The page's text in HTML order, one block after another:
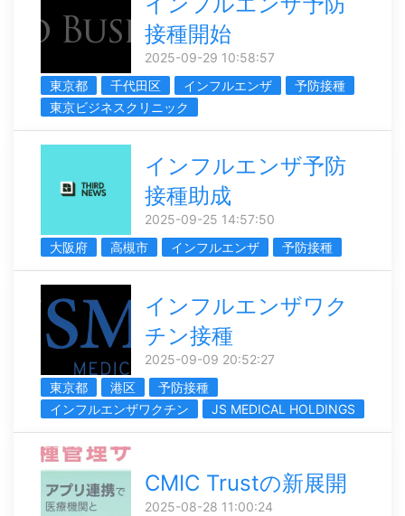
接種開始
2025-09-29 10:58:57
東京都
千代田区 インフルエンザ
予防接種
東京ビジネスクリニック
インフルエンザ予防
接種助成
2025-09-25 14:57:50
大阪府
高槻市 インフルエンザ 予防接種
インフルエンザワク
チン接種
2025-09-09 20:52:27
東京都
港区
予防接種
インフルエンザワクチン
JS MEDICAL HOLDINGS
CMIC Trustの新展開
2025-08-28 11:00:24